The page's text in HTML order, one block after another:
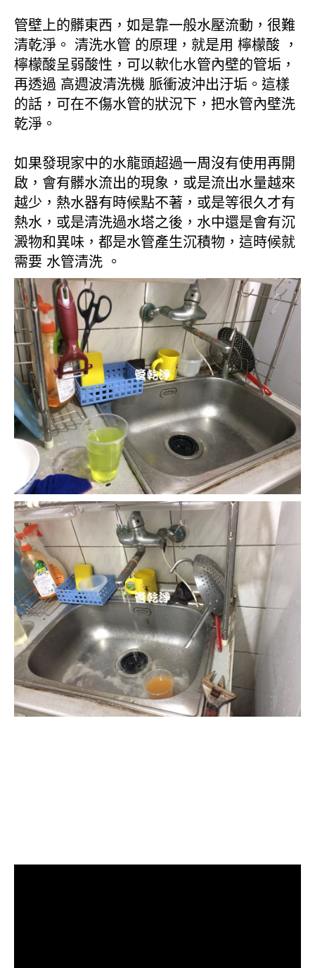
管壁上的髒東西，如是靠一般水壓流動，很難
清乾淨。 清洗水管 的原理，就是用 檸檬酸 ，
檸檬酸呈弱酸性，可以軟化水管內壁的管垢，
再透過 高週波清洗機 脈衝波沖出汙垢。這樣
的話，可在不傷水管的狀況下，把水管內壁洗
乾淨。
如果發現家中的水龍頭超過一周沒有使用再開
啟，會有髒水流出的現象，或是流出水量越來
越少，熱水器有時候點不著，或是等很久才有
熱水，或是清洗過水塔之後，水中還是會有沉
澱物和異味，都是水管產生沉積物，這時候就
需要 水管清洗 。